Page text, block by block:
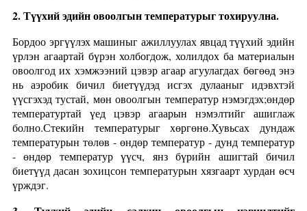
2. Түүхий эдийн овоолгын температурыг тохируулна.
Бордоо эргүүлэх машиныг ажиллуулах явцад түүхий эдийн
үрлэн агаартай бүрэн холбогдож, холилдох ба материалын
овоолгод их хэмжээний цэвэр агаар агуулагдах бөгөөд энэ
нь аэробик бичил биетүүдэд исгэх дулааныг идэвхтэй
үүсгэхэд тустай, мөн овоолгын температур нэмэгдэх;өндөр
температуртай үед цэвэр агаарын нэмэлтийг ашиглаж
болно.Стекийн температурыг хөргөнө.Хувьсах дундаж
температурын төлөв - өндөр температур - дунд температур
- өндөр температур үүсч, янз бүрийн ашигтай бичил
биетүүд дасан зохицсон температурын хязгаарт хурдан өсч
үрждэг.